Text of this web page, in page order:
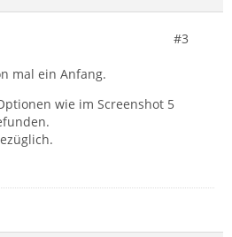
#3
mal ein Anfang.
wie im Screenshot 5